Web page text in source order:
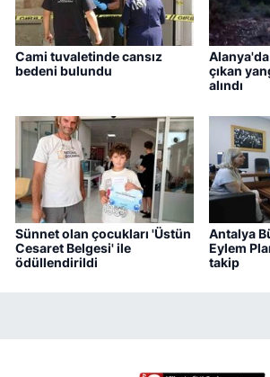
Cami tuvaletinde cansız
bedeni bulundu
çıkan
alındı
Sünnet olan çocukları 'Üstün
Cesaret Belgesi' ile
ödüllendirildi
Antalya
Eylem
takip